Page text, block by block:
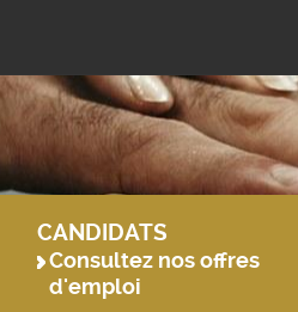
CANDIDATS
Consultez nos offres
d'emploi